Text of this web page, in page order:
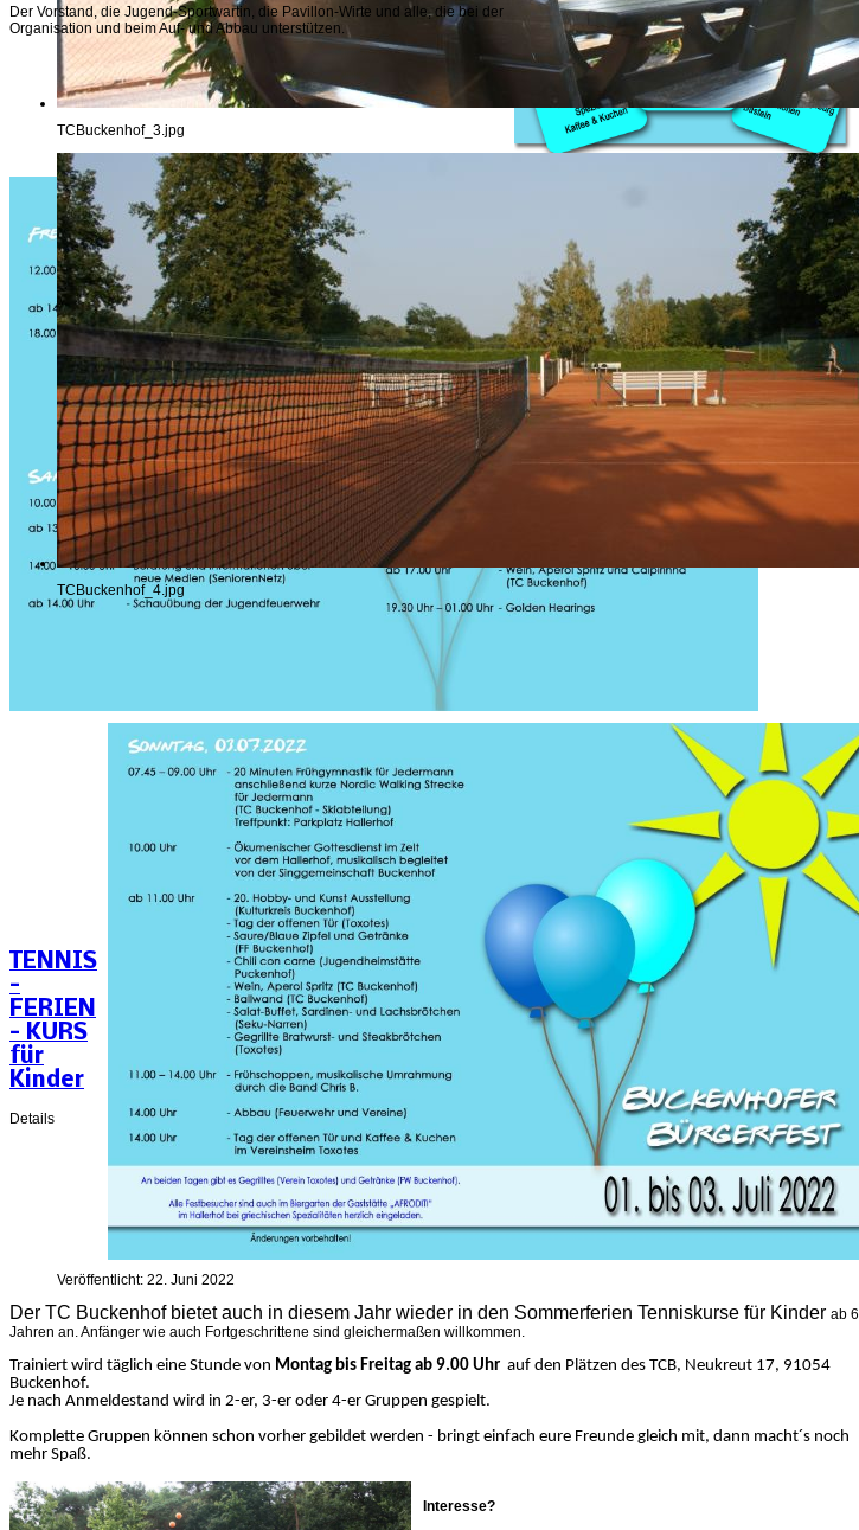
TCBuckenhof_3.jpg
TCBuckenhof_4.jpg
Der Vorstand, die Jugend-Sportwartin, die Pavillon-Wirte und alle, die bei der
Organisation und beim Auf- und Abbau unterstützen.
TENNIS
–
FERIEN
– KURS
für
Kinder
Details
Veröffentlicht: 22. Juni 2022
Der TC Buckenhof bietet auch in diesem Jahr wieder in den Sommerferien Tenniskurse für Kinder ab 6
Jahren an. Anfänger wie auch Fortgeschrittene sind gleichermaßen willkommen.
Trainiert wird täglich eine Stunde von Montag bis Freitag ab 9.00 Uhr auf den Plätzen des TCB, Neukreut 17, 91054
Buckenhof.
Je nach Anmeldestand wird in 2-er, 3-er oder 4-er Gruppen gespielt.
Komplette Gruppen können schon vorher gebildet werden - bringt einfach eure Freunde gleich mit, dann macht´s noch
mehr Spaß.
Interesse?